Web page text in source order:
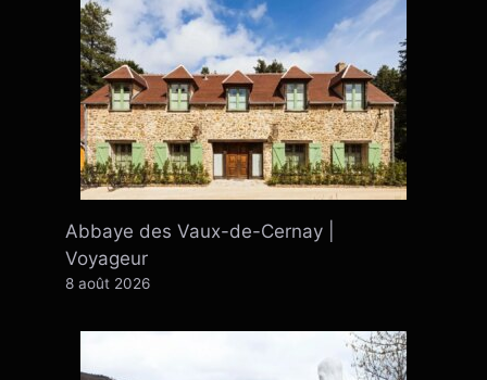
Abbaye des Vaux-de-Cernay |
Voyageur
8 août 2026